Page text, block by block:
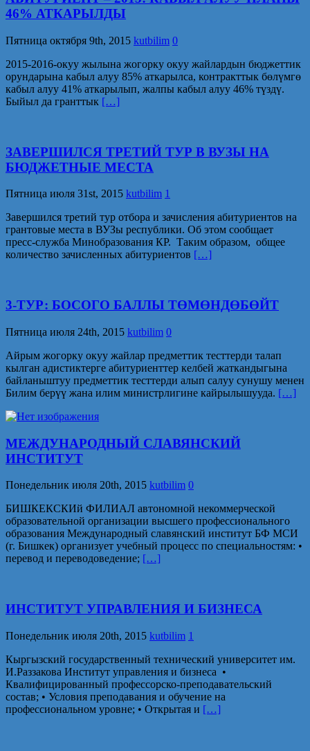
46% АТКАРЫЛДЫ
Пятница октября 9th, 2015 kutbilim 0
2015-2016-окуу жылына жогорку окуу жайлардын бюджеттик
орундарына кабыл алуу 85% аткарылса, контракттык бөлүмгө
кабыл алуу 41% аткарылып, жалпы кабыл алуу 46% түздү.
Быйыл да гранттык […]
ЗАВЕРШИЛСЯ ТРЕТИЙ ТУР В ВУЗЫ НА
БЮДЖЕТНЫЕ МЕСТА
Пятница июля 31st, 2015 kutbilim 1
Завершился третий тур отбора и зачисления абитуриентов на
грантовые места в ВУЗы республики. Об этом сообщает
пресс-служба Минобразования КР. Таким образом, общее
количество зачисленных абитуриентов […]
3-ТУР: БОСОГО БАЛЛЫ ТӨМӨНДӨБӨЙТ
Пятница июля 24th, 2015 kutbilim 0
Айрым жогорку окуу жайлар предметтик тесттерди талап
кылган адистиктерге абитуриенттер келбей жаткандыгына
байланыштуу предметтик тесттерди алып салуу сунушу менен
Билим берүү жана илим министрлигине кайрылышууда. […]
МЕЖДУНАРОДНЫЙ СЛАВЯНСКИЙ
ИНСТИТУТ
Понедельник июля 20th, 2015 kutbilim 0
БИШКЕКСКИй ФИЛИАЛ автономной некоммерческой
образовательной организации высшего профессионального
образования Международный славянский институт БФ МСИ
(г. Бишкек) организует учебный процесс по специальностям: •
перевод и переводоведение; […]
ИНСТИТУТ УПРАВЛЕНИЯ И БИЗНЕСА
Понедельник июля 20th, 2015 kutbilim 1
Кыргызский государственный технический университет им.
И.Раззакова Институт управления и бизнеса •
Квалифицированный профессорско-преподавательский
состав; • Условия преподавания и обучение на
профессиональном уровне; • Открытая и […]